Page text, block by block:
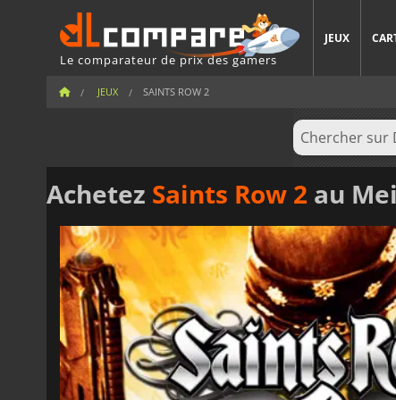
Le comparateur de prix des gamers
JEUX
JEUX SAINTS ROW 2
Achetez Saints Row 2 au